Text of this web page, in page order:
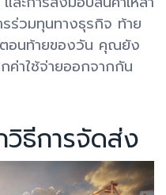
ร่วมทุนทางธุรกิจ ท้าย
อนท้ายของวัน คุณยัง
ค่าใช้จ่ายออกจากกัน
ธีการจัดส่ง